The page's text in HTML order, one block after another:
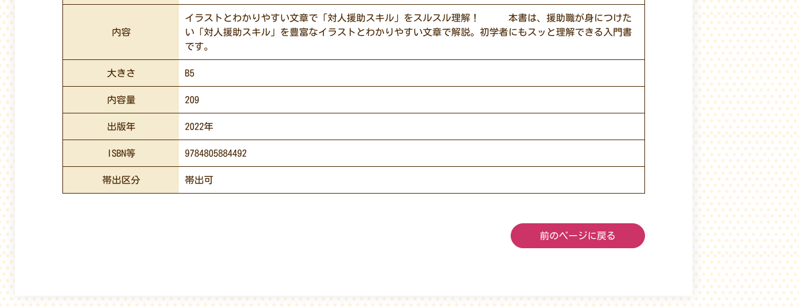
内容
イラストとわかりやすい文章で「対人援助スキル」をスルスル理解！ 本書は、援助職が身につけた
い「対人援助スキル」を豊富なイラストとわかりやすい文章で解説。初学者にもスッと理解できる入門書
です。
大きさ B5
内容量 209
出版年 2022年
ISBN等 9784805884492
帯出区分 帯出可
前のページに戻る